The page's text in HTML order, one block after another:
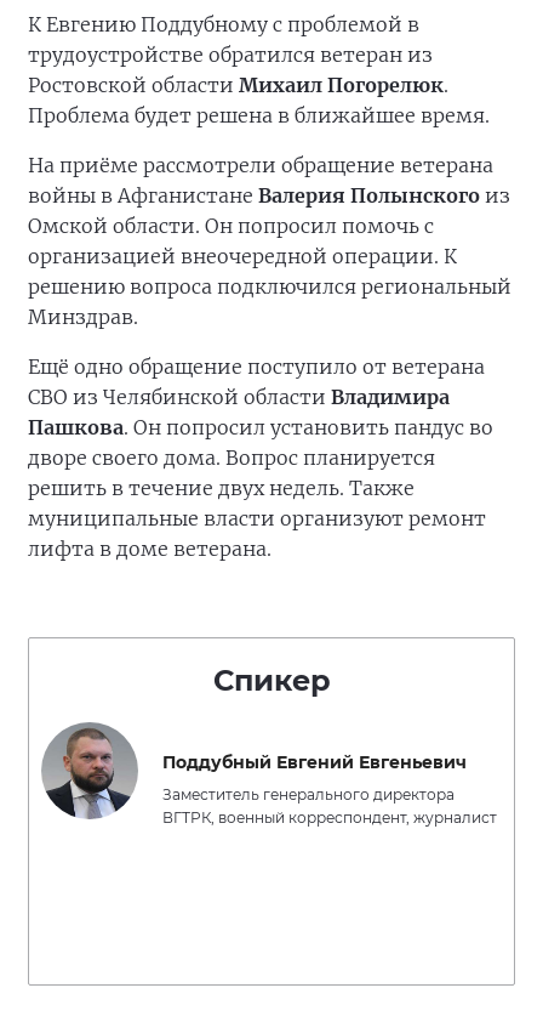
К Евгению Поддубному с проблемой в
трудоустройстве обратился ветеран из
Ростовской области Михаил Погорелюк.
Проблема будет решена в ближайшее время.
На приёме рассмотрели обращение ветерана
войны в Афганистане Валерия Полынского из
Омской области. Он попросил помочь с
организацией внеочередной операции. К
решению вопроса подключился региональный
Минздрав.
Ещё одно обращение поступило от ветерана
СВО из Челябинской области Владимира
Пашкова. Он попросил установить пандус во
дворе своего дома. Вопрос планируется
решить в течение двух недель. Также
муниципальные власти организуют ремонт
лифта в доме ветерана.
Спикер
Поддубный Евгений Евгеньевич
Заместитель генерального директора
ВГТРК, военный корреспондент, журналист